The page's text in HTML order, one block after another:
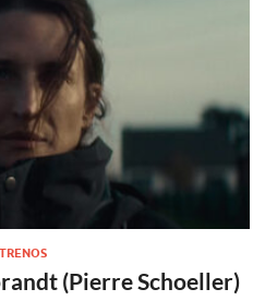
(Pierre Schoeller)